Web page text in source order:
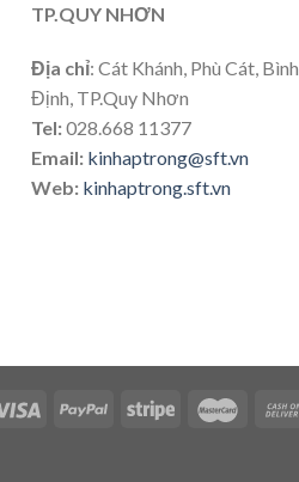
TP.QUY NHƠN
Địa chỉ: Cát Khánh, Phù Cát, Bình
Định, TP.Quy Nhơn
Tel:028.668 11377
Email: kinhaptrong@sft.vn
Web: kinhaptrong.sft.vn